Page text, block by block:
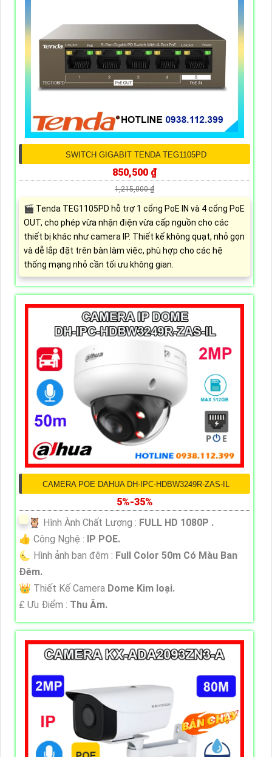
SWITCH GIGABIT TENDA TEG1105PD
850,500 ₫
1,215,000 ₫
🎬 Tenda TEG1105PD hỗ trợ 1 cổng PoE IN và 4 cổng PoE
OUT, cho phép vừa nhận điện vừa cấp nguồn cho các
thiết bị khác như camera IP. Thiết kế không quạt, nhỏ gọn
và dễ lắp đặt trên bàn làm việc, phù hợp cho các hệ
thống mạng nhỏ cần tối ưu không gian.
CAMERA POE DAHUA DH-IPC-HDBW3249R-ZAS-IL
5%-35%
🦉 Hình Ành Chất Lượng : FULL HD 1080P .
👍 Công Nghệ : IP POE.
🌜 Hình ảnh ban đêm : Full Color 50m Có Màu Ban
Ðêm.
👑 Thiết Kế Camera Dome Kim loại.
️₤ Ưu Điểm : Thu Âm.